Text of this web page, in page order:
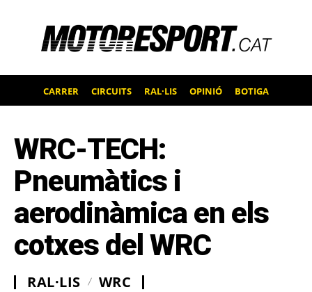
CARRER CIRCUITS RAL·LIS OPINIÓ BOTIGA
WRC-TECH:
Pneumàtics i
aerodinàmica en els
cotxes del WRC
RAL·LIS WRC